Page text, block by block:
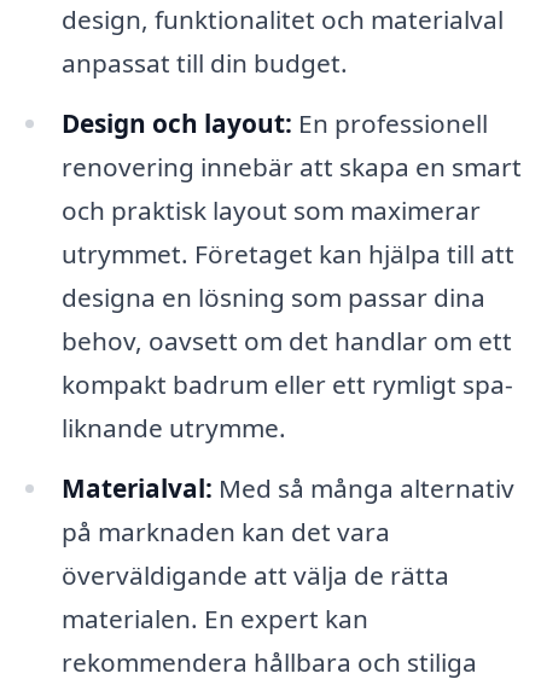
design, funktionalitet och materialval
anpassat till din budget.
Design och layout: En professionell
renovering innebär att skapa en smart
och praktisk layout som maximerar
utrymmet. Företaget kan hjälpa till att
designa en lösning som passar dina
behov, oavsett om det handlar om ett
kompakt badrum eller ett rymligt spa-
liknande utrymme.
Materialval: Med så många alternativ
på marknaden kan det vara
överväldigande att välja de rätta
materialen. En expert kan
rekommendera hållbara och stiliga